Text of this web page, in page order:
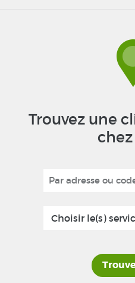
Trouvez une
Choisir le(s)